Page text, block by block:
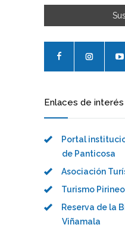
Enlaces de interés
Portal
de Panticosa
Asociación
Turismo
Reserva de la
Viñamala